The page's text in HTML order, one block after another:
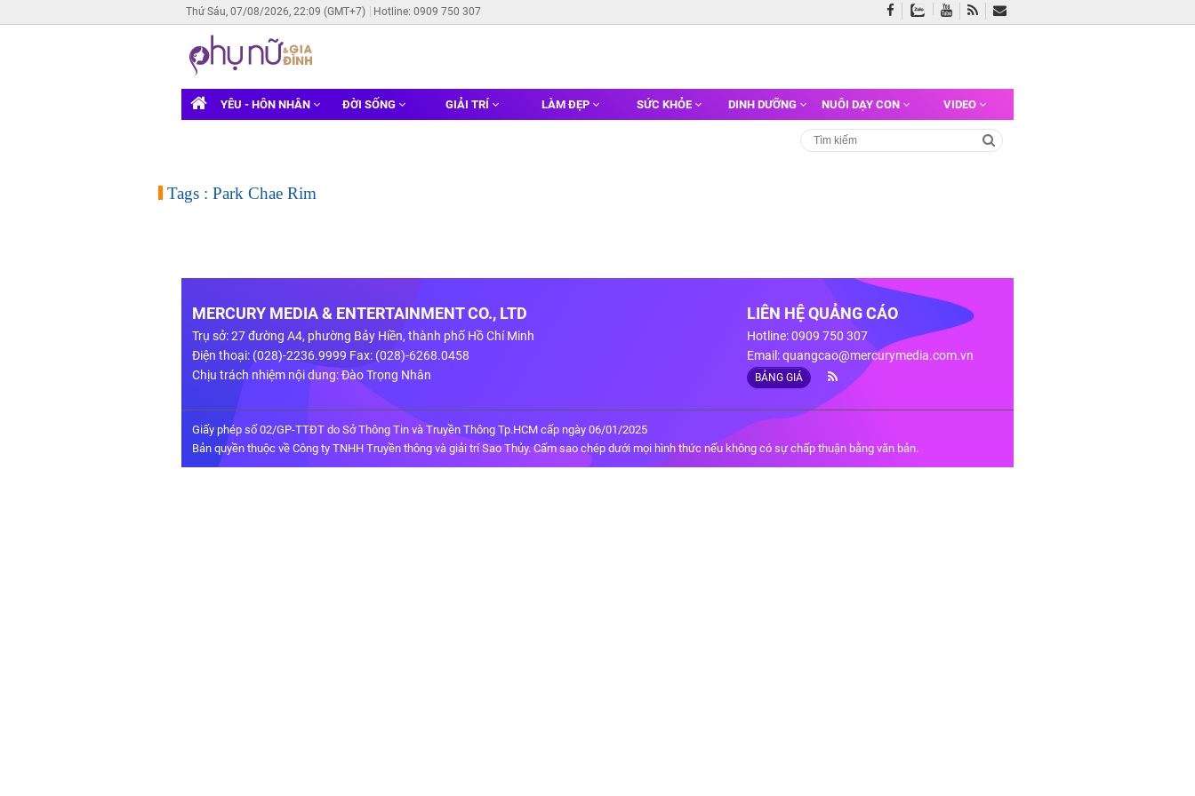
Thứ Sáu, 07/08/2026, 22:09 (GMT+7) Hotline: 0909 750 307
YÊU - HÔN NHÂN ĐỜI SỐNG GIẢI TRÍ LÀM ĐẸP SỨC KHỎE DINH DƯỠNG NUÔI DẠY CON VIDEO
Tags : Park Chae Rim
MERCURY MEDIA & ENTERTAINMENT CO., LTD
Trụ sở: 27 đường A4, phường Bảy Hiền, thành phố Hồ Chí Minh
Điện thoại: (028)-2236.9999 Fax: (028)-6268.0458
Chịu trách nhiệm nội dung: Đào Trọng Nhân
LIÊN HỆ QUẢNG CÁO
Hotline: 0909 750 307
Email:quangcao@mercurymedia.com.vn
BẢNG GIÁ
Giấy phép số 02/GP-TTĐT do Sở Thông Tin và Truyền Thông Tp.HCM cấp ngày 06/01/2025
Bản quyền thuộc về Công ty TNHH Truyền thông và giải trí Sao Thủy. Cấm sao chép dưới mọi hình thức nếu không có sự chấp thuận bằng văn bản.